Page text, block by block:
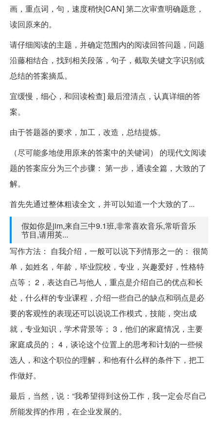
画，重点词，句，速度稍快[CAN] 第二次审查明确题意，
读回原来的。
请仔细阅读的主题，并确定范围内的阅读回答问题，问题
沿藤相结合，找到相关段落，句子，截取关键文字识别或
总结的答案摘瓜。
宜缓慢，细心，和回读检查] 最后澄清点，认真详细的答
案。
由于答题器的要求，加工，改造，总结提炼。
（尽可能多地使用原来的答案中的关键词） 的现代文阅读
题的答案应分为三个步骤： 第一步，通读全篇，大致的了
解。
首先先通过整体粗读全文，并可以知道一个大致的了...
假如你是jim,来自三中9.1班,非常喜欢音乐,常听音乐
节目,请用英...
写作方法： 自我介绍，一般可以说下列情形之一的： 很简
单，如姓名，年龄，毕业院校，专业，兴趣爱好，性格特
点等； 2，表达自己与他人，重点是介绍自己的优点和长
处，什么样的专业课程，介绍一些自己的缺点和弱点是必
要的客观性的表现还可以说说工作模式，技能，突出成
就，专业知识，学术背景等； 3，他们的家庭情况，主要
家庭成员的； 4，谈论这个位置上的思考和计划的一些候
选人，和这个职位的理解，和他有什么样的条件下，把工
作做好。
最后，当然，说：“我希望得到这份工作，我一定会尽自己
所能发挥的作用，在企业发展的。